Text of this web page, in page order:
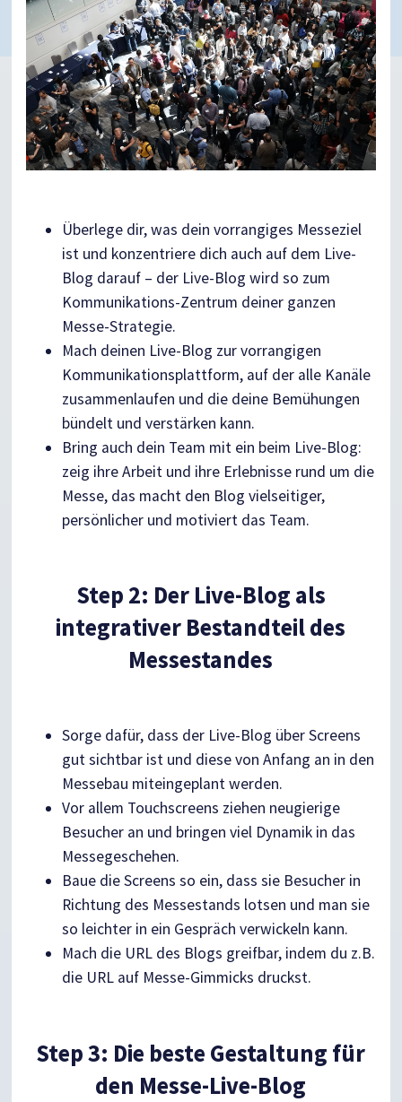
Überlege dir, was dein vorrangiges Messeziel
ist und konzentriere dich auch auf dem Live-
Blog darauf – der Live-Blog wird so zum
Kommunikations-Zentrum deiner ganzen
Messe-Strategie.
Mach deinen Live-Blog zur vorrangigen
Kommunikationsplattform, auf der alle Kanäle
zusammenlaufen und die deine Bemühungen
bündelt und verstärken kann.
Bring auch dein Team mit ein beim Live-Blog:
zeig ihre Arbeit und ihre Erlebnisse rund um die
Messe, das macht den Blog vielseitiger,
persönlicher und motiviert das Team.
Step 2: Der Live-Blog als
integrativer Bestandteil des
Messestandes
Sorge dafür, dass der Live-Blog über Screens
gut sichtbar ist und diese von Anfang an in den
Messebau miteingeplant werden.
Vor allem Touchscreens ziehen neugierige
Besucher an und bringen viel Dynamik in das
Messegeschehen.
Baue die Screens so ein, dass sie Besucher in
Richtung des Messestands lotsen und man sie
so leichter in ein Gespräch verwickeln kann.
Mach die URL des Blogs greifbar, indem du z.B.
die URL auf Messe-Gimmicks druckst.
Step 3: Die beste Gestaltung für
den Messe-Live-Blog